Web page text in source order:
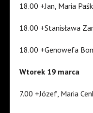
18.00 +Jan, Maria
18.00 +Stanisława
18.00 +Genowefa
Wtorek 19 marca
7.00 +Józef, Maria